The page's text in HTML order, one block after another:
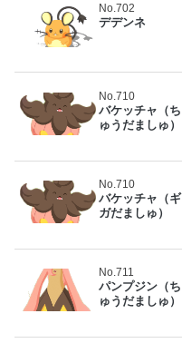
No.702
デデンネ
No.710
バケッチャ（ち
ゅうだましゅ）
No.710
バケッチャ（ギ
ガだましゅ）
No.711
パンプジン（ち
ゅうだましゅ）